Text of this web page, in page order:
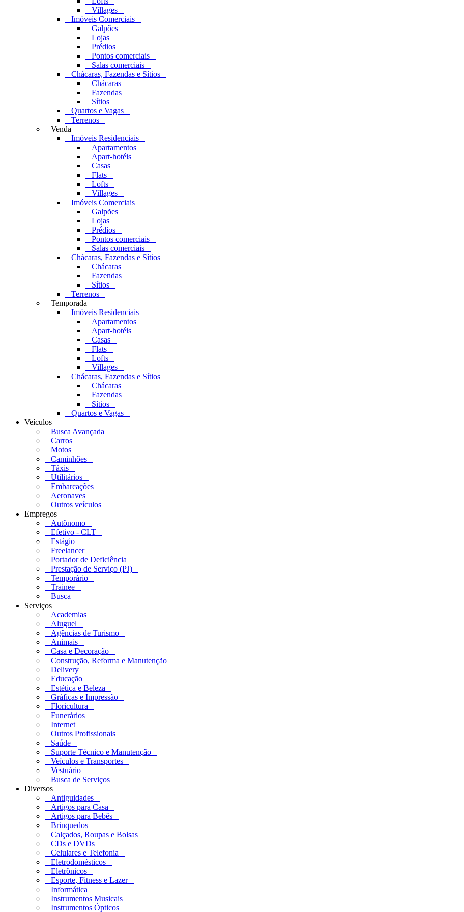
Villages
Imóveis Comerciais
Galpões
Lojas
Prédios
Pontos comerciais
Salas comerciais
Chácaras, Fazendas e Sítios
Chácaras
Fazendas
Sítios
Quartos e Vagas
Terrenos
Venda
Imóveis Residenciais
Apartamentos
Apart-hotéis
Casas
Flats
Lofts
Villages
Imóveis Comerciais
Galpões
Lojas
Prédios
Pontos comerciais
Salas comerciais
Chácaras, Fazendas e Sítios
Chácaras
Fazendas
Sítios
Terrenos
Temporada
Imóveis Residenciais
Apartamentos
Apart-hotéis
Casas
Flats
Lofts
Villages
Chácaras, Fazendas e Sítios
Chácaras
Fazendas
Sítios
Quartos e Vagas
Veículos
Busca Avançada
Carros
Motos
Caminhões
Táxis
Utilitários
Embarcações
Aeronaves
Outros veículos
Empregos
Autônomo
Efetivo - CLT
Estágio
Freelancer
Portador de Deficiência
Prestação de Serviço (PJ)
Temporário
Trainee
Busca
Serviços
Academias
Aluguel
Agências de Turismo
Animais
Casa e Decoração
Construção, Reforma e Manutenção
Delivery
Educação
Estética e Beleza
Gráficas e Impressão
Floricultura
Funerários
Internet
Outros Profissionais
Saúde
Suporte Técnico e Manutenção
Veículos e Transportes
Vestuário
Busca de Serviços
Diversos
Antiguidades
Artigos para Casa
Artigos para Bebês
Brinquedos
Calçados, Roupas e Bolsas
CDs e DVDs
Celulares e Telefonia
Eletrodomésticos
Eletrônicos
Esporte, Fitness e Lazer
Informática
Instrumentos Musicais
Instrumentos Ópticos